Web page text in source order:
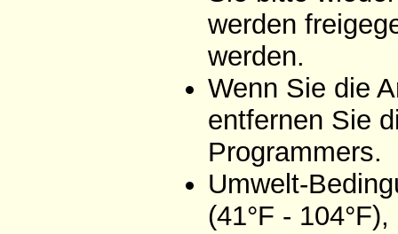
werden
werden.
Wenn Sie die
entfernen Sie
Programmers.
Umwelt-
(41°F -